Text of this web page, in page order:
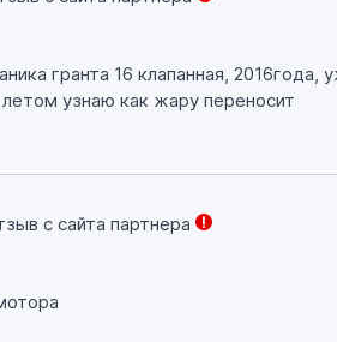
гранта 16 клапанная,
узнаю как жару переносит
с сайта партнера